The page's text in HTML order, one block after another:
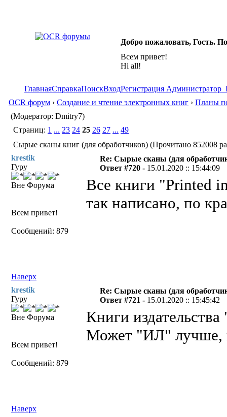
Добро пожаловать, Гость.
Всем привет!
Hi all!
ГлавнаяСправкаПоискВходРегистрация Администратор
OCR форум › Создание и чтение электронных книг › Планы
(Модератор: Dmitry7)
Страниц: 1 ... 23 24 25 26 27 ... 49
Сырые сканы книг (для обработчиков) (Прочитано 852008
krestik
Гуру
Вне Форума
Всем привет!
Сообщений: 879
Re: Сырые сканы (для
Ответ #720 - 15.01.2020 :: 15:44:09
Все книги "Printed
так написано, по
Наверх
krestik
Гуру
Вне Форума
Всем привет!
Сообщений: 879
Re: Сырые сканы (для
Ответ #721 - 15.01.2020 :: 15:45:42
Книги
Может "ИЛ" лучше,
Наверх